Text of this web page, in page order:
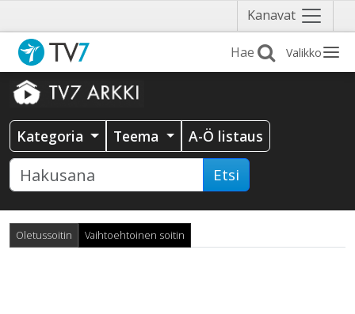
Kanavat Näytä
valikko
Valikko
Kategoria Teema A-Ö listaus
Etsi
Oletussoitin Vaihtoehtoinen soitin